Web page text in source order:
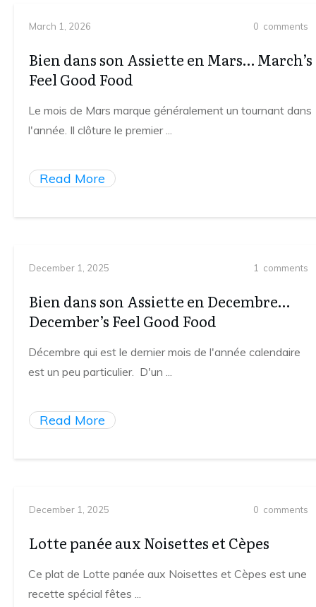
March 1, 2026 0 comments
Bien dans son Assiette en Mars… March’s
Feel Good Food
Le mois de Mars marque généralement un tournant dans
l'année. Il clôture le premier...
Read More
December 1, 2025 1 comments
Bien dans son Assiette en Decembre…
December’s Feel Good Food
Décembre qui est le dernier mois de l'année calendaire
est un peu particulier. D'un ...
Read More
December 1, 2025 0 comments
Lotte panée aux Noisettes et Cèpes
Ce plat de Lotte panée aux Noisettes et Cèpes est une
recette spécial fêtes ...